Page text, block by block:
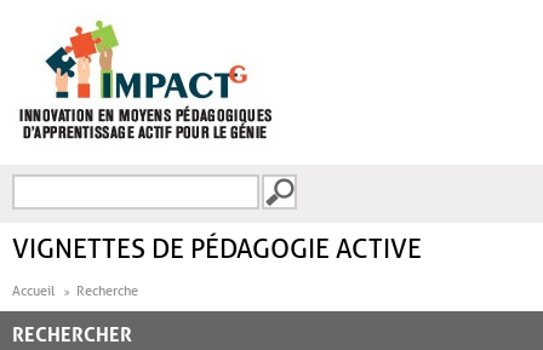
FORMULAIRE DE
VIGNETTES DE PÉDAGOGIE ACTIVE
Accueil Recherche
RECHERCHER